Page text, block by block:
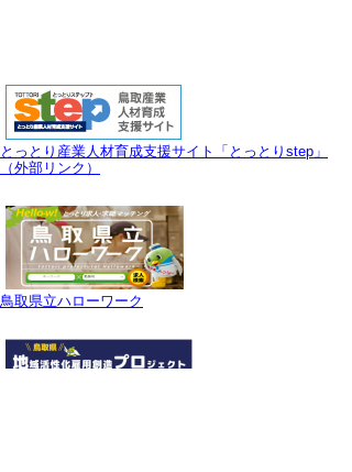
とっとり産業人材育成支援サイト「とっとりstep」
（外部リンク）
鳥取県立ハローワーク